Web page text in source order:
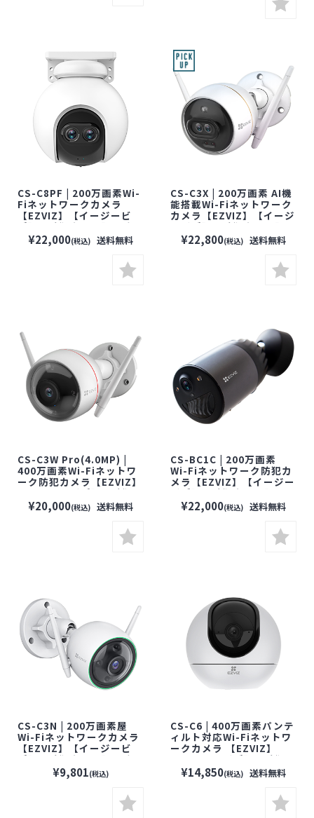
CS-C8PF | 200万画素Wi-
Fiネットワークカメラ
【EZVIZ】【イージービ
ズ】【防犯カメラ】【監
視カメラ】【セキュリティ
ーカメラ】【見守りカメ
¥22,000(税込) 送料無料
CS-C3X | 200万画素 AI機
能搭載Wi-Fiネットワーク
カメラ【EZVIZ】【イージ
ービズ】【防犯カメラ】
【監視カメラ】【セキュ
リティーカメラ】【見守り
¥22,800(税込) 送料無料
CS-C3W Pro(4.0MP) |
400万画素Wi-Fiネットワ
ーク防犯カメラ【EZVIZ】
【イージービズ】【防犯
カメラ】【監視カメラ】
【セキュリティーカメラ】
【見守りカメラ】【屋外
¥20,000(税込) 送料無料
CS-BC1C | 200万画素
Wi-Fiネットワーク防犯カ
メラ【EZVIZ】【イージー
ビズ】【防犯カメラ】
【監視カメラ】【セキュ
リティーカメラ】【見守り
¥22,000(税込) 送料無料
CS-C3N | 200万画素屋
Wi-Fiネットワークカメラ
【EZVIZ】【イージービ
ズ】【防犯カメラ】【監
視カメラ】【セキュリティ
ーカメラ】【見守りカメ
¥9,801(税込)
CS-C6 | 400万画素パンテ
ィルト対応Wi-Fiネットワ
ークカメラ 【EZVIZ】
【イージービズ】【防犯
カメラ】【監視カメラ】
【セキュリティーカメラ】
【見守りカメラ】【配線
不要】【Wi-Fi 5GHz対
¥14,850(税込) 送料無料